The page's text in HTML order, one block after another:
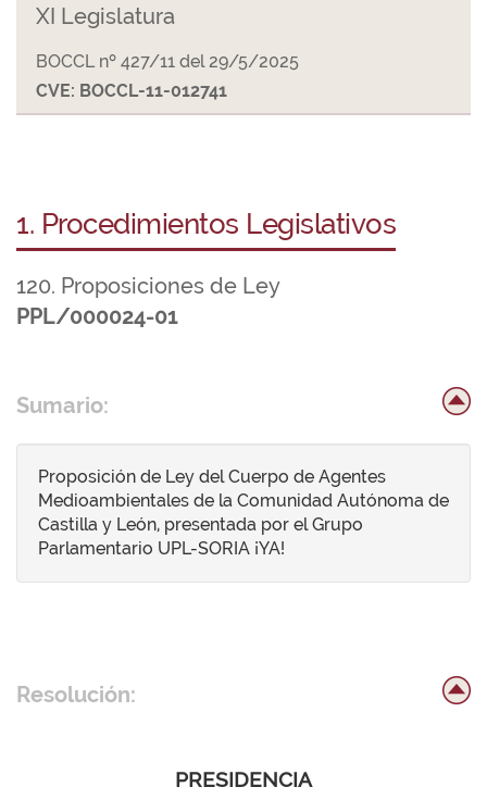
XI Legislatura
BOCCL nº 427/11 del 29/5/2025
CVE: BOCCL-11-012741
1. Procedimientos Legislativos
120. Proposiciones de Ley
PPL/000024-01
Sumario:
Proposición de Ley del Cuerpo de Agentes
Medioambientales de la Comunidad Autónoma de
Castilla y León, presentada por el Grupo
Parlamentario UPL-SORIA ¡YA!
Resolución:
PRESIDENCIA